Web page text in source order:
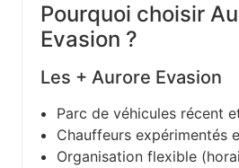
Pourquoi choisir
Evasion ?
Les + Aurore Evasion
Parc de véhicules récent
Chauffeurs expérimentés
Organisation flexible